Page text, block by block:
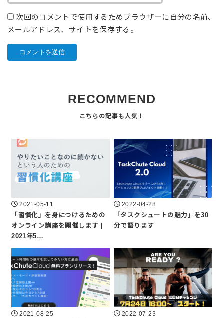
次回のコメントで使用するためブラウザーに自分の名前、
メールアドレス、サイトを保存する。
RECOMMEND
2021-05-11
「習慣化」を身につけるための
オンライン講座を開催します |
2021年5…
2022-04-28
「タスクシュートの魅力」を30
分で語ります
2021-08-25
2022-07-23